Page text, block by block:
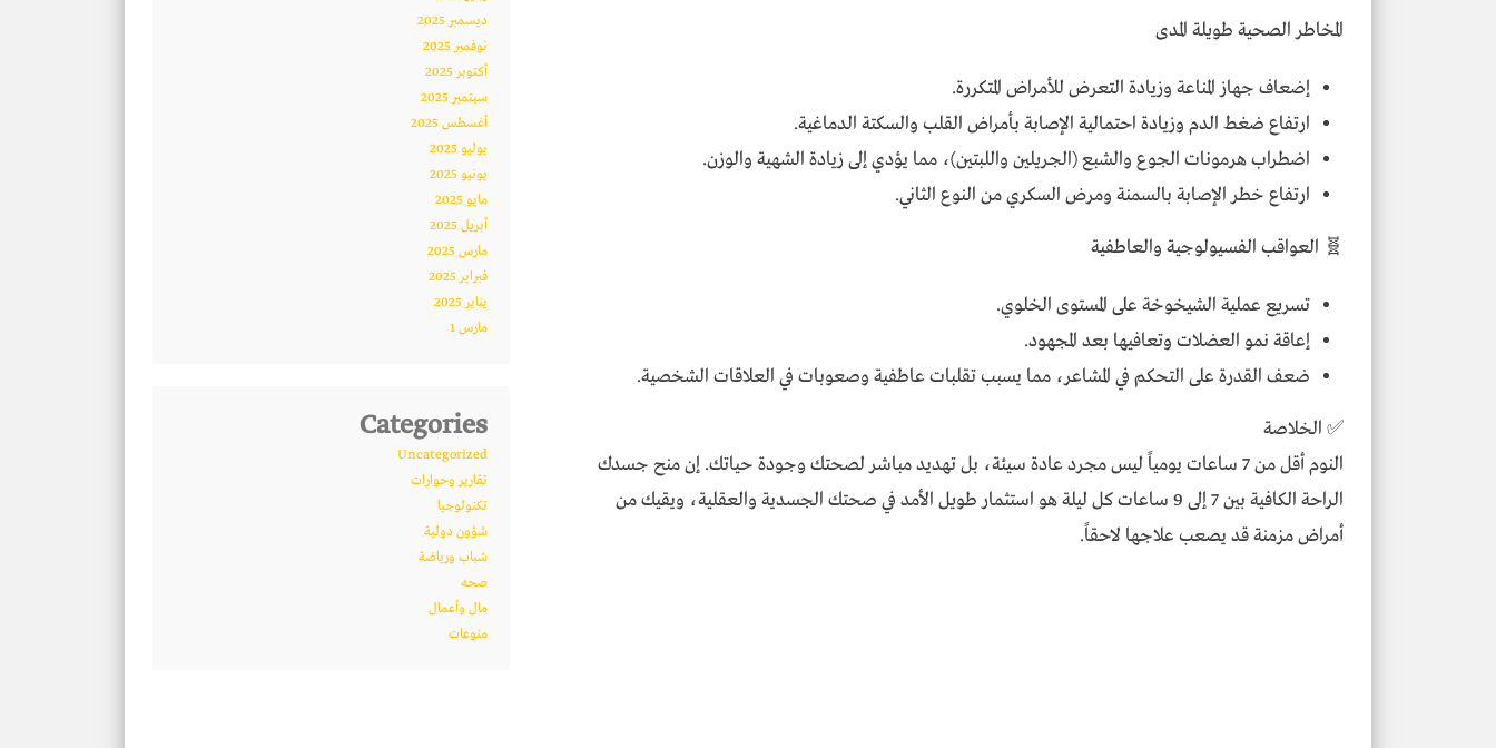
المخاطر الصحية طويلة المدى
إضعاف جهاز المناعة وزيادة التعرض للأمراض المتكررة.
ارتفاع ضغط الدم وزيادة احتمالية الإصابة بأمراض القلب والسكتة الدماغية.
اضطراب هرمونات الجوع والشبع (الجريلين واللبتين)، مما يؤدي إلى زيادة الشهية والوزن.
ارتفاع خطر الإصابة بالسمنة ومرض السكري من النوع الثاني.
🧬 العواقب الفسيولوجية والعاطفية
تسريع عملية الشيخوخة على المستوى الخلوي.
إعاقة نمو العضلات وتعافيها بعد المجهود.
ضعف القدرة على التحكم في المشاعر، مما يسبب تقلبات عاطفية وصعوبات في العلاقات الشخصية.
✅ الخلاصة
النوم أقل من 7 ساعات يومياً ليس مجرد عادة سيئة، بل تهديد مباشر لصحتك وجودة حياتك. إن منح جسدك
الراحة الكافية بين 7 إلى 9 ساعات كل ليلة هو استثمار طويل الأمد في صحتك الجسدية والعقلية، ويقيك من
أمراض مزمنة قد يصعب علاجها لاحقاً.
ديسمبر 2025
نوفمبر 2025
أكتوبر 2025
سبتمبر 2025
أغسطس 2025
يوليو 2025
يونيو 2025
مايو 2025
أبريل 2025
مارس 2025
فبراير 2025
يناير 2025
مارس 1
Categories
Uncategorized
تقارير وحوارات
تكنولوجيا
شؤون دولية
شباب ورياضة
صحه
مال وأعمال
منوعات